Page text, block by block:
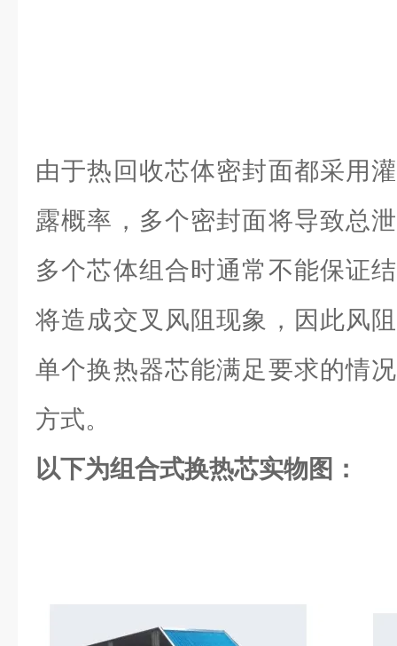
由于热回收芯体密封面都采用
露概率，多个密封面将导致总
多个芯体组合时通常不能保证
将造成交叉风阻现象，因此风
单个换热器芯能满足要求的情
方式。
以下为组合式换热芯实物图：